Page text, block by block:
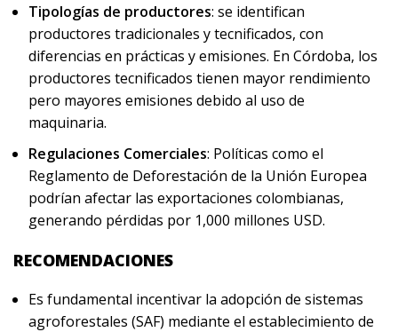
Tipologías de productores: se identifican
productores tradicionales y tecnificados, con
diferencias en prácticas y emisiones. En Córdoba, los
productores tecnificados tienen mayor rendimiento
pero mayores emisiones debido al uso de
maquinaria.
Regulaciones Comerciales: Políticas como el
Reglamento de Deforestación de la Unión Europea
podrían afectar las exportaciones colombianas,
generando pérdidas por 1,000 millones USD.
RECOMENDACIONES
Es fundamental incentivar la adopción de sistemas
agroforestales (SAF) mediante el establecimiento de